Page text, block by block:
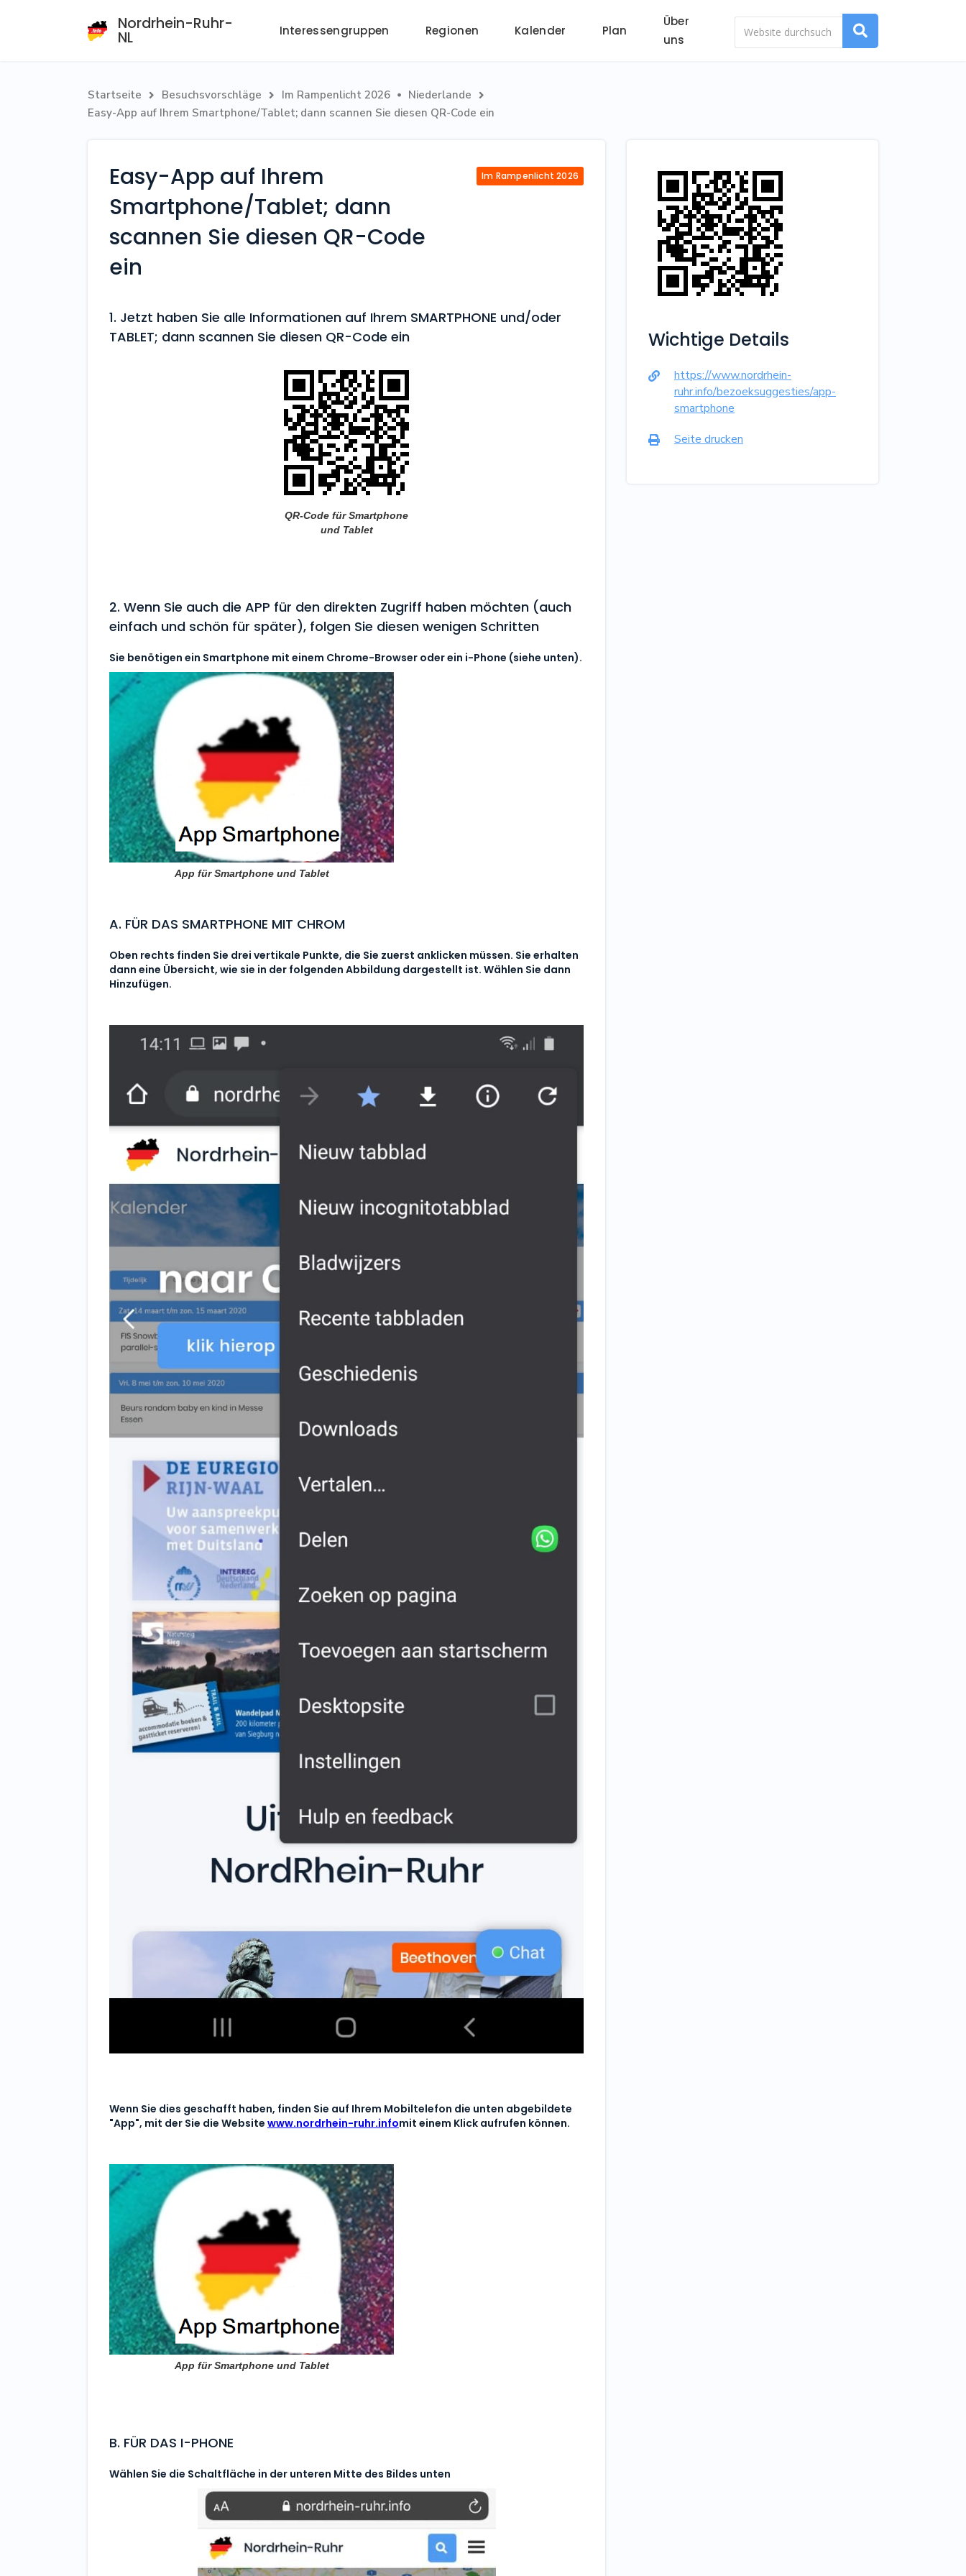
Nordrhein-Ruhr-
NL Interessengruppen Regionen Kalender Plan
Über
uns
Startseite  Besuchsvorschläge  Im Rampenlicht 2026  Niederlande 
Easy-App auf Ihrem Smartphone/Tablet; dann scannen Sie diesen QR-Code ein
Easy-App auf Ihrem
Smartphone/Tablet; dann
scannen Sie diesen QR-Code
ein
Im Rampenlicht 2026
1. Jetzt haben Sie alle Informationen auf Ihrem SMARTPHONE und/oder
TABLET; dann scannen Sie diesen QR-Code ein
QR-Code für Smartphone
und Tablet
2. Wenn Sie auch die APP für den direkten Zugriff haben möchten (auch
einfach und schön für später), folgen Sie diesen wenigen Schritten
Sie benötigen ein Smartphone mit einem Chrome-Browser oder ein i-Phone (siehe unten).
App für Smartphone und Tablet
A. FÜR DAS SMARTPHONE MIT CHROM
Oben rechts finden Sie drei vertikale Punkte, die Sie zuerst anklicken müssen. Sie erhalten
dann eine Übersicht, wie sie in der folgenden Abbildung dargestellt ist. Wählen Sie dann
Hinzufügen.
Wenn Sie dies geschafft haben, finden Sie auf Ihrem Mobiltelefon die unten abgebildete
"App", mit der Sie die Website www.nordrhein-ruhr.infomit einem Klick aufrufen können.
App für Smartphone und Tablet
B. FÜR DAS I-PHONE
Wählen Sie die Schaltfläche in der unteren Mitte des Bildes unten
Wichtige Details

https://www.nordrhein-
ruhr.info/bezoeksuggesties/app-
smartphone
 Seite drucken